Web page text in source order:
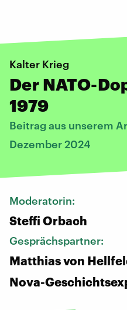
Kalter Krieg
Der NATO-
1979
Beitrag aus unserem
Dezember 2024
Moderatorin:
Steffi Orbach
Gesprächspartner:
Matthias von
Nova-